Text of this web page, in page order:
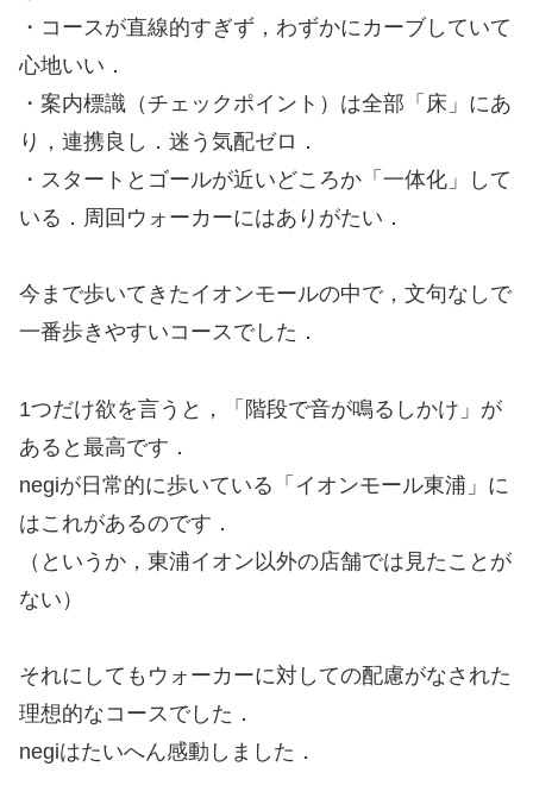
・コースが直線的すぎず，わずかにカーブしていて
心地いい．
・案内標識（チェックポイント）は全部「床」にあ
り，連携良し．迷う気配ゼロ．
・スタートとゴールが近いどころか「一体化」して
いる．周回ウォーカーにはありがたい．
今まで歩いてきたイオンモールの中で，文句なしで
一番歩きやすいコースでした．
1つだけ欲を言うと，「階段で音が鳴るしかけ」が
あると最高です．
negiが日常的に歩いている「イオンモール東浦」に
はこれがあるのです．
（というか，東浦イオン以外の店舗では見たことが
ない）
それにしてもウォーカーに対しての配慮がなされた
理想的なコースでした．
negiはたいへん感動しました．